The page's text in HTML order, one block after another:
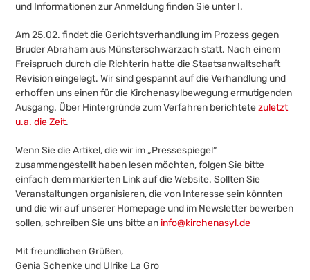
und Informationen zur Anmeldung finden Sie unter I.
Am 25.02. findet die Gerichtsverhandlung im Prozess gegen
Bruder Abraham aus Münsterschwarzach statt. Nach einem
Freispruch durch die Richterin hatte die Staatsanwaltschaft
Revision eingelegt. Wir sind gespannt auf die Verhandlung und
erhoffen uns einen für die Kirchenasylbewegung ermutigenden
Ausgang. Über Hintergründe zum Verfahren berichtetezuletzt
u.a. die Zeit.
Wenn Sie die Artikel, die wir im „Pressespiegel“
zusammengestellt haben lesen möchten, folgen Sie bitte
einfach dem markierten Link auf die Website. Sollten Sie
Veranstaltungen organisieren, die von Interesse sein könnten
und die wir auf unserer Homepage und im Newsletter bewerben
sollen, schreiben Sie uns bitte an info@kirchenasyl.de
Mit freundlichen Grüßen,
Genia Schenke und Ulrike La Gro